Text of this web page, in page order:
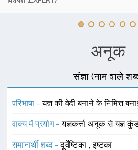
अनूक
संज्ञा (नाम वाले
परिभाषा -यज्ञ की वेदी बनाने के निमित्त
वाक्य में प्रयोग -यज्ञकर्त्ता अनूक से यज्ञ
समानार्थी शब्द -दूर्वेष्टिका ,इष्टका